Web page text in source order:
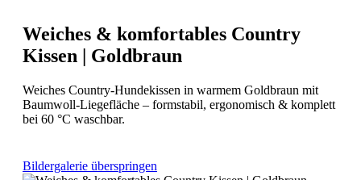
Weiches & komfortables Country
Kissen | Goldbraun
Weiches Country-Hundekissen in warmem Goldbraun mit
Baumwoll-Liegefläche – formstabil, ergonomisch & komplett
bei 60 °C waschbar.
Bildergalerie überspringen